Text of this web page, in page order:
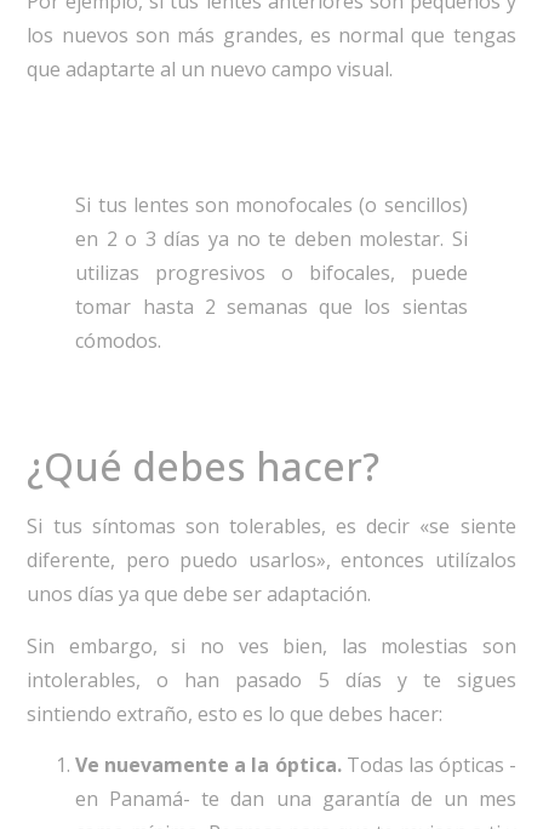
los nuevos son más grandes, es normal que tengas
que adaptarte al un nuevo campo visual.
Si tus lentes son monofocales (o sencillos)
en 2 o 3 días ya no te deben molestar. Si
utilizas progresivos o bifocales, puede
tomar hasta 2 semanas que los sientas
cómodos.
¿Qué debes hacer?
Si tus síntomas son tolerables, es decir «se siente
diferente, pero puedo usarlos», entonces utilízalos
unos días ya que debe ser adaptación.
Sin embargo, si no ves bien, las molestias son
intolerables, o han pasado 5 días y te sigues
sintiendo extraño, esto es lo que debes hacer:
Ve nuevamente a la óptica.Todas las ópticas -
en Panamá- te dan una garantía de un mes